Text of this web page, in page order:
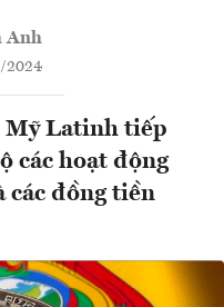
Anh
2024
Mỹ Latinh tiếp
các hoạt động
các đồng tiền